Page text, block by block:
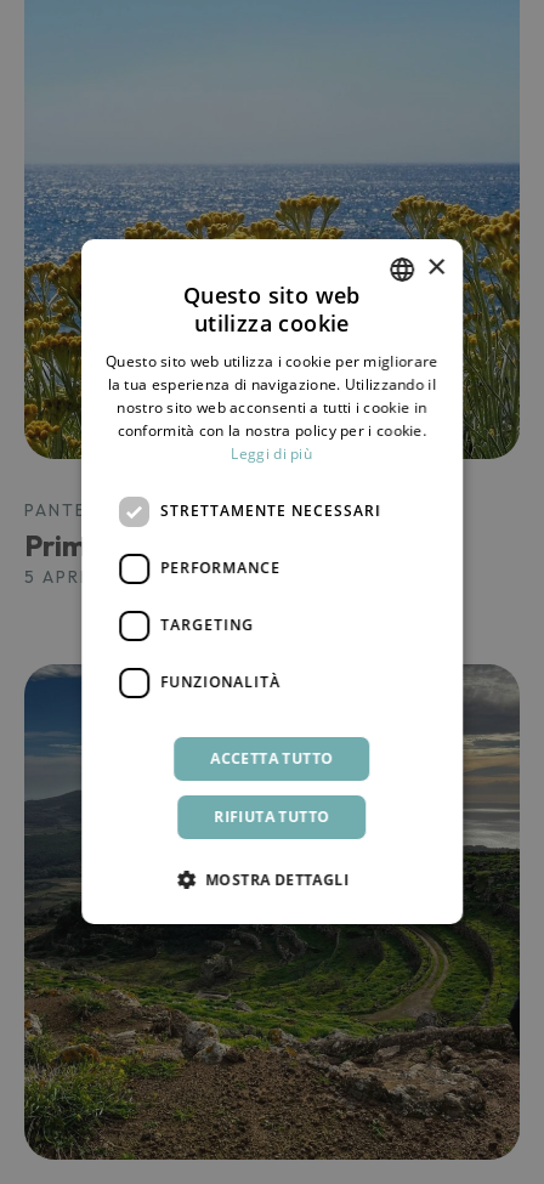
PANTELLERIA, L'ISOLA
Primavera a Pantelleria
5 APRILE 2025
ENGLISH
×
Questo sito web
utilizza cookie
Questo sito web utilizza i cookie per migliorare
la tua esperienza di navigazione. Utilizzando il
nostro sito web acconsenti a tutti i cookie in
conformità con la nostra policy per i cookie.
Leggi di più
STRETTAMENTE NECESSARI
PERFORMANCE
TARGETING
FUNZIONALITÀ
ACCETTA TUTTO
RIFIUTA TUTTO
MOSTRA DETTAGLI